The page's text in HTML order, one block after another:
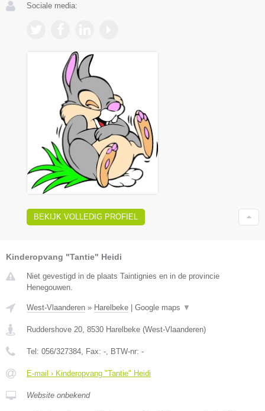
Sociale media:
BEKIJK VOLLEDIG PROFIEL
Kinderopvang "Tantie" Heidi
Niet gevestigd in de plaats Taintignies en in de provincie
Henegouwen.
West-Vlaanderen » Harelbeke Google maps ▼
Ruddershove 20 8530 Harelbeke (West-Vlaanderen)
Tel: 056/327384 , Fax: - , BTW-nr: -
E-mail › Kinderopvang "Tantie" Heidi
Website onbekend